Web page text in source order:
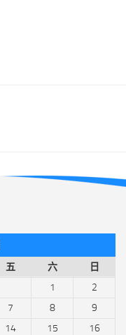
五 六 日
1
2
7 8
9
14 15
16